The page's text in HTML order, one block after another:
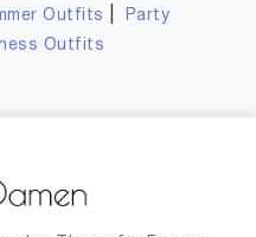
Outfits
Party
Outfits